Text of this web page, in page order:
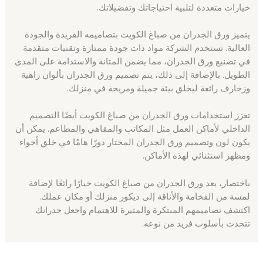
خيارات متعددة لتلبية احتياجاتك وتفضيلاتك.
يتميز ورق الجدران من صباغ الكويت بتصاميمه الفريدة والجودة
العالية. تستخدم الشركة مواد ذات جودة ممتازة وتقنيات متقدمة
في تصنيع ورق الجدران، مما يضمن المتانة والاستدامة على المدى
الطويل. بالإضافة إلى ذلك، يتم تصميم ورق الجدران بألوان زاهية
وزخارف رائعة ليخلق بيئة جميلة ومريحة في منزلك.
تعزز استخدامات ورق الجدران من صباغ الكويت أيضًا التصميم
الداخلي لأماكن العمل مثل المكاتب والمقاهي والمطاعم. يمكن أن
يكون لون وتصميم ورق الجدران المختار دورًا هامًا في خلق أجواء
ومظهر استثنائي لهذه الأماكن.
باختصار، يعد ورق الجدران من صباغ الكويت خيارًا رائعًا لإضافة
لمسة من الفخامة والأناقة إلى ديكور منزلك أو مكان عملك.
اكتشف تصاميمهم المبتكرة والمثيرة للاهتمام واجعل جدرانك
تتحدث بأسلوب فريد من نوعه.